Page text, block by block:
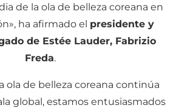
de la ola de belleza coreana en
ha afirmado el presidente y
de Estée Lauder, Fabrizio
Freda.
ola de belleza coreana continúa
global, estamos entusiasmados